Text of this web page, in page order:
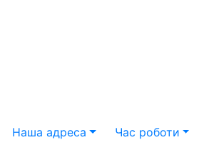
Наша адреса Час роботи